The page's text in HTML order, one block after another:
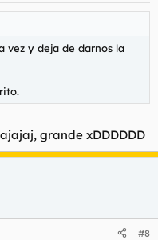
vez y deja de darnos la
grande xDDDDDD
#8